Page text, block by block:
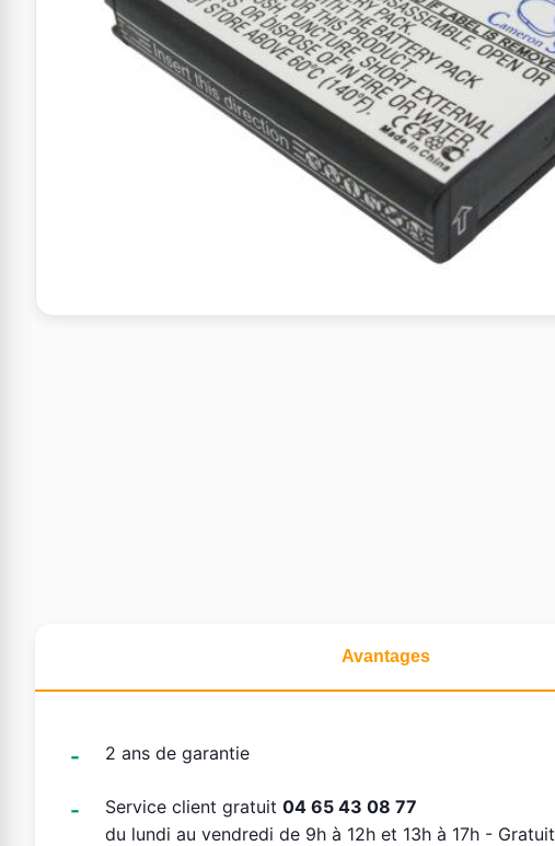
Avantages
2 ans de garantie
Service client gratuit 04 65 43 08 77
du lundi au vendredi de 9h à 12h et 13h à 17h - Gratuit